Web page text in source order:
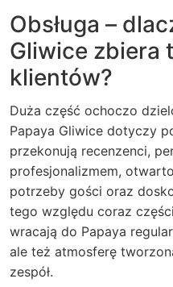
Obsługa –
Gliwice zbiera
klientów?
Duża część ochoczo
Papaya Gliwice dotyczy
przekonują recenzenci,
profesjonalizmem,
potrzeby gości oraz
tego względu coraz
wracają do Papaya
ale też atmosferę
zespół.